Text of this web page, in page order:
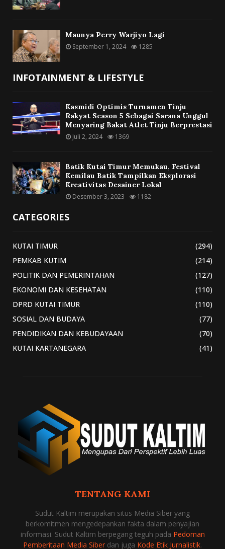
Maunya Perry Warjiyo Lagi
September 1, 2024 1285
INFOTAINMENT & LIFESTYLE
Kasmidi Optimis Turnamen Tinju
Rakyat Season 5 Sebagai Sarana Unggul
Menyaring Bakat Atlet Tinju Berprestasi
Juli 2, 2024 1369
Batik Kutai Timur Memukau, Festival
Kemilau Batik Tampilkan Eksplorasi
Kreativitas Desainer Lokal
Desember 3, 2023 1182
CATEGORIES
KUTAI TIMUR
(294)
PEMKAB KUTIM
(214)
POLITIK DAN PEMERINTAHAN
(127)
EKONOMI DAN KESEHATAN
(110)
DPRD KUTAI TIMUR
(110)
SOSIAL DAN BUDAYA
(77)
PENDIDIKAN DAN KEBUDAYAAN
(70)
KUTAI KARTANEGARA
(41)
TENTANG KAMI
Sudut Kaltim merupakan situs Media Siber yang
berkomitmen mengedepankan fakta dalam penyajian
informasi. Sudut Kaltim berpegang teguh pada Pedoman
Pemberitaan Media Siber dan juga Kode Etik Jurnalistik.